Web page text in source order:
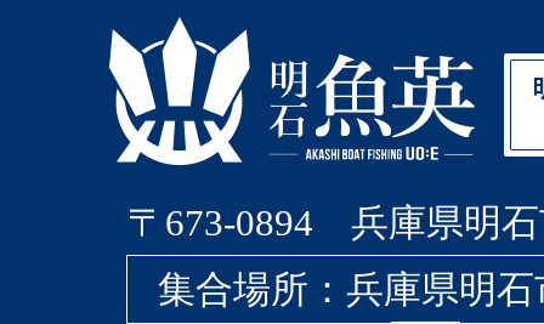
〒673-0894 兵庫県明石
集合場所：兵庫県明